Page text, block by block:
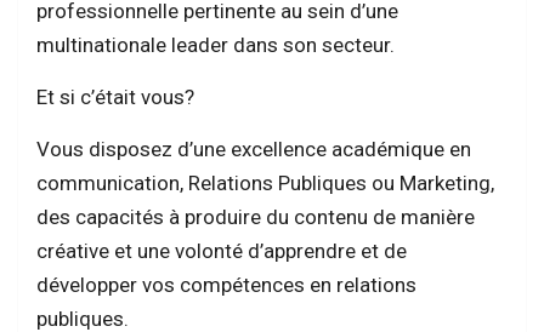
professionnelle pertinente au sein d’une
multinationale leader dans son secteur.
Et si c’était vous?
Vous disposez d’une excellence académique en
communication, Relations Publiques ou Marketing,
des capacités à produire du contenu de manière
créative et une volonté d’apprendre et de
développer vos compétences en relations
publiques.